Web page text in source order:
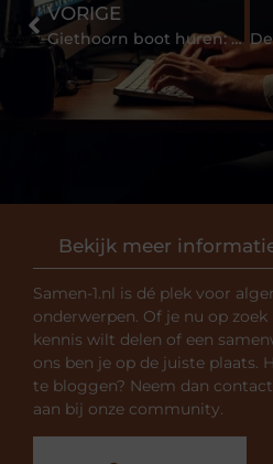
Bekijk meer
Samen-1.nl is dé plek voor
onderwerpen. Of je nu op
kennis wilt delen of een
ons ben je op de juiste plaats.
te bloggen? Neem dan
aan bij onze community.
VORIGE
Giethoorn boot huren: iedere vakantie een succes